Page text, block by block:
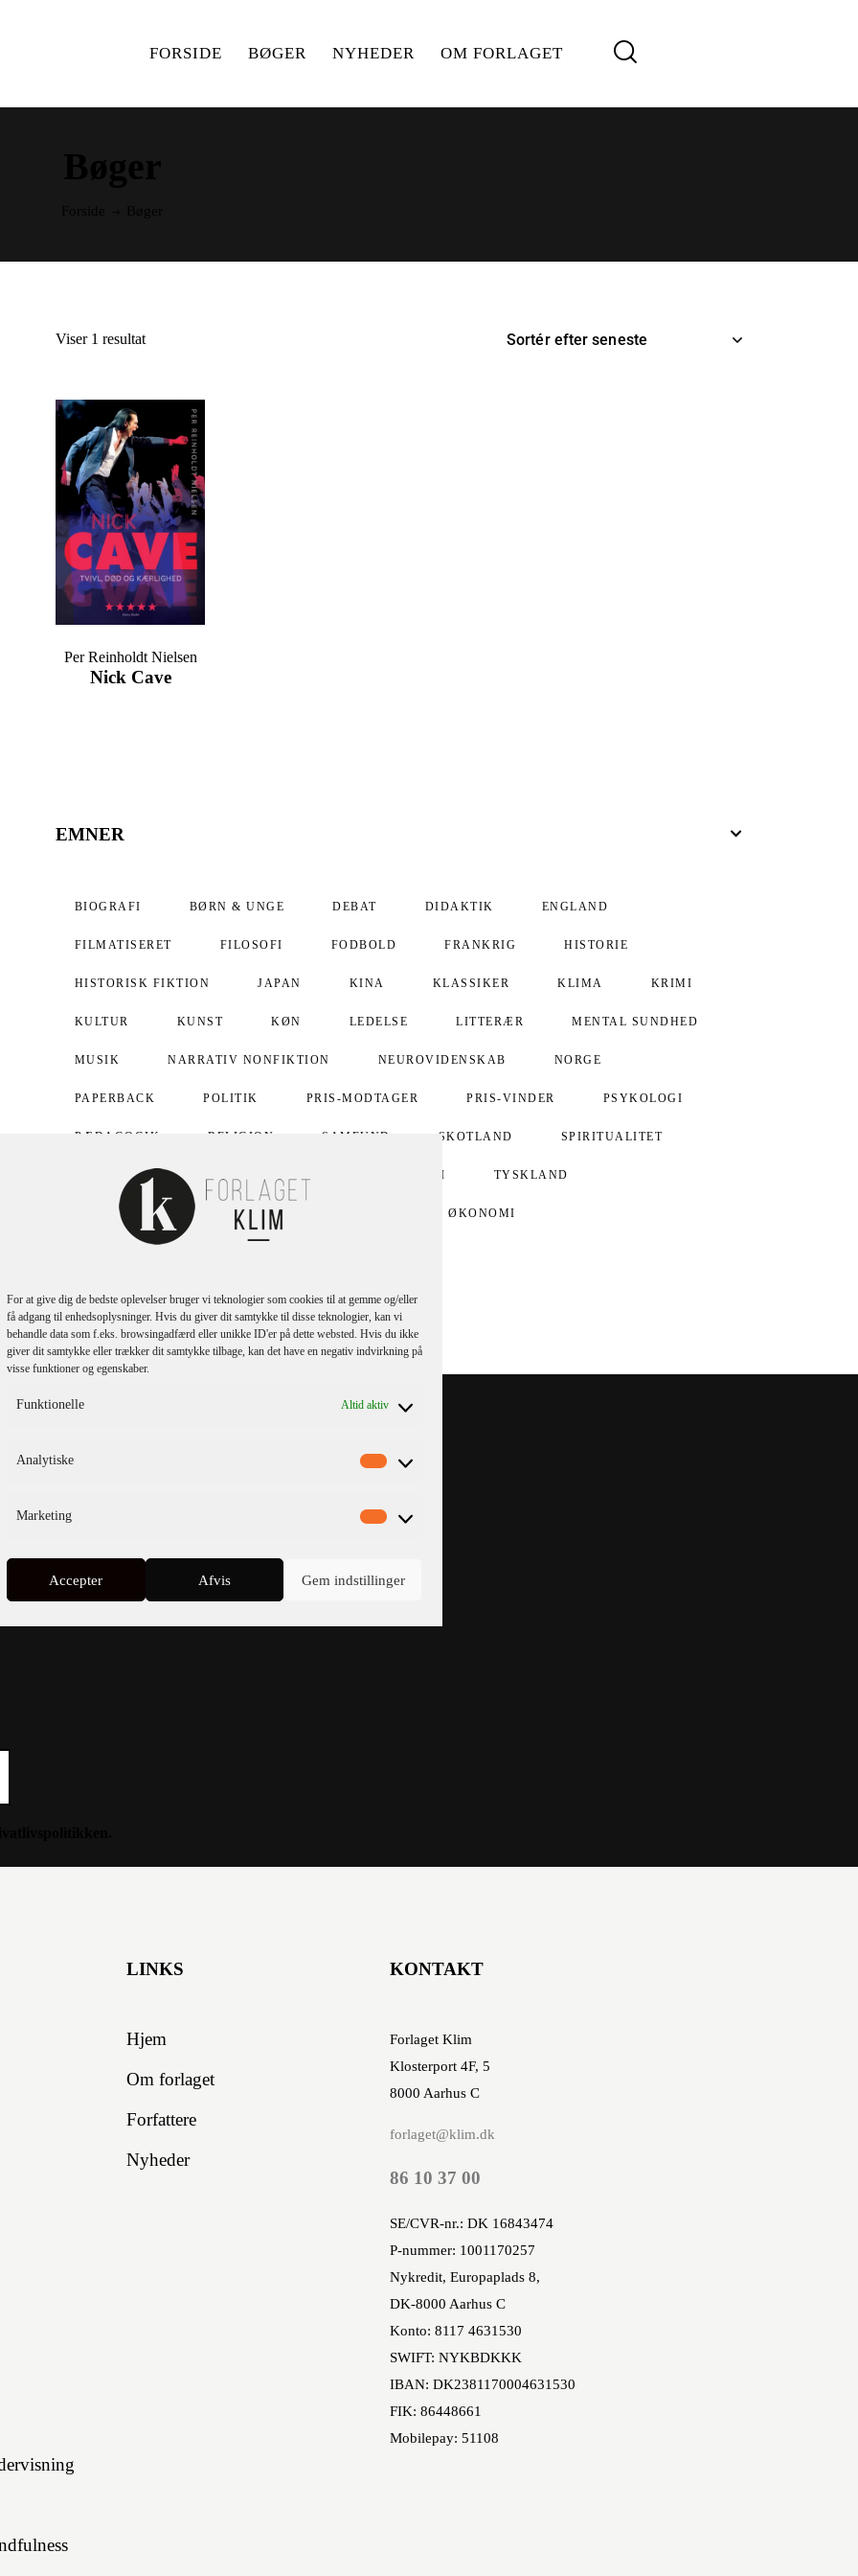
For at give dig de bedste oplevelser bruger vi teknologier som cookies til at gemme og/eller
få adgang til enhedsoplysninger. Hvis du giver dit samtykke til disse teknologier, kan vi
behandle data som f.eks. browsingadfærd eller unikke ID'er på dette websted. Hvis du ikke
giver dit samtykke eller trækker dit samtykke tilbage, kan det have en negativ indvirkning på
visse funktioner og egenskaber.
Funktionelle Altid aktiv
Analytiske
Marketing
Accepter Afvis Gem indstillinger
FORSIDE BØGER NYHEDER OM FORLAGET
Viser 1 resultat
Nick Cave
Per Reinholdt Nielsen
EMNER
BIOGRAFI BØRN & UNGE DEBAT DIDAKTIK ENGLAND
FILMATISERET FILOSOFI FODBOLD FRANKRIG HISTORIE
HISTORISK FIKTION JAPAN KINA KLASSIKER KLIMA KRIMI
KULTUR KUNST KØN LEDELSE LITTERÆR MENTAL SUNDHED
MUSIK NARRATIV NONFIKTION NEUROVIDENSKAB NORGE
PAPERBACK POLITIK PRIS-MODTAGER PRIS-VINDER PSYKOLOGI
PÆDAGOGIK RELIGION SAMFUND SKOTLAND SPIRITUALITET
SUNDHED TEOLOGI TYSKLAND
UNDERVISNING USA ØKONOMI
dig vores
nyhedsbrev
LINKS
Hjem
Om forlaget
Forfattere
Nyheder
KONTAKT
Forlaget Klim
Klosterport 4F, 5
8000 Aarhus C
forlaget@klim.dk
86 10 37 00
SE/CVR-nr.: DK 16843474
P-nummer: 1001170257
Nykredit, Europaplads 8,
DK-8000 Aarhus C
Konto: 8117 4631530
SWIFT: NYKBDKKK
IBAN: DK2381170004631530
FIK: 86448661
Mobilepay: 51108